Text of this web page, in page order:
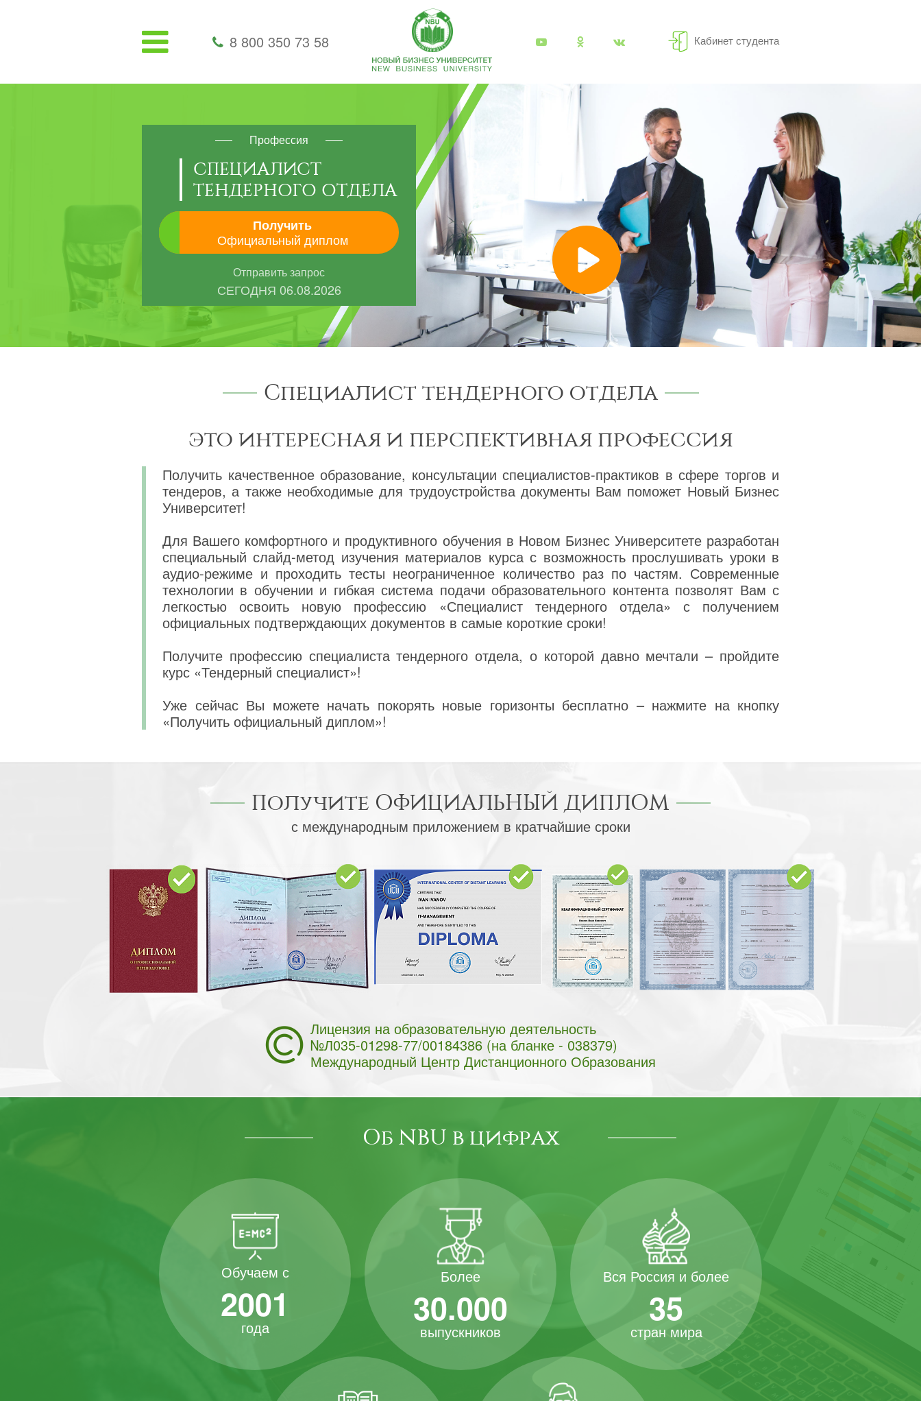
8 800 350 73 58 Кабинет студента
Профессия
СПЕЦИАЛИСТ
ТЕНДЕРНОГО ОТДЕЛА
Получить
Официальный диплом
Отправить запрос
СЕГОДНЯ 06.08.2026
Специалист тендерного отдела
это интересная и перспективная профессия
Получить качественное образование, консультации специалистов-практиков в сфере торгов и
тендеров, а также необходимые для трудоустройства документы Вам поможет Новый Бизнес
Университет!
Для Вашего комфортного и продуктивного обучения в Новом Бизнес Университете разработан
специальный слайд-метод изучения материалов курса с возможность прослушивать уроки в
аудио-режиме и проходить тесты неограниченное количество раз по частям. Современные
технологии в обучении и гибкая система подачи образовательного контента позволят Вам с
легкостью освоить новую профессию «Специалист тендерного отдела» с получением
официальных подтверждающих документов в самые короткие сроки!
Получите профессию специалиста тендерного отдела, о которой давно мечтали – пройдите
курс «Тендерный специалист»!
Уже сейчас Вы можете начать покорять новые горизонты бесплатно – нажмите на кнопку
«Получить официальный диплом»!
Получите ОФИЦИАЛЬНЫЙ ДИПЛОМ
с международным приложением в кратчайшие сроки
Лицензия на образовательную деятельность
№Л035-01298-77/00184386 (на бланке - 038379)
Международный Центр Дистанционного Образования
Об NBU в цифрах
Обучаем с
2001
года
Более
30.000
выпускников
Вся Россия и более
35
стран мира